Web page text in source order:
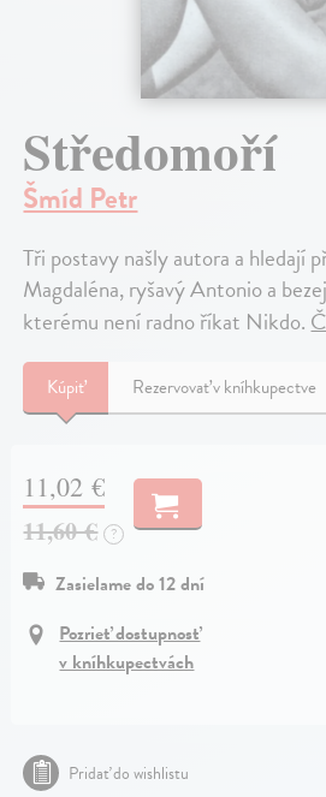
Středomoří
Šmíd Petr
Tři postavy našly autora a hledají
Magdaléna, ryšavý Antonio a
kterému není radno říkat Nikdo.
Kúpiť Rezervovať v kníhkupectve
11,02 €
11,60 € ?
Zasielame do 12 dní
Pozrieť dostupnosť
v kníhkupectvách
Pridať do wishlistu